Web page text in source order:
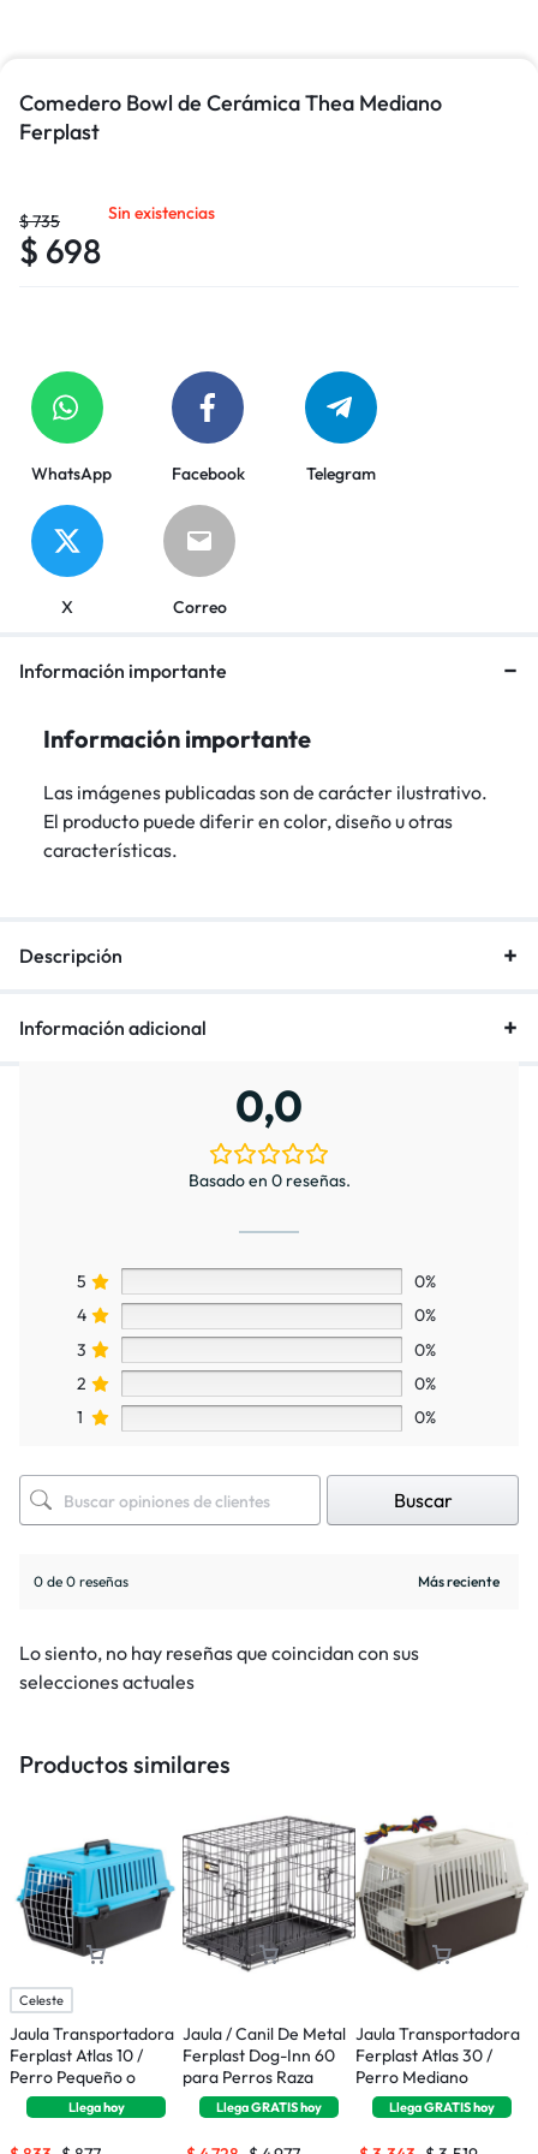
Comedero Bowl de Cerámica Thea Mediano
Ferplast
$735
$ 698
Sin existencias
WhatsApp Facebook Telegram
X Correo
Información importante
Información importante
Las imágenes publicadas son de carácter ilustrativo.
El producto puede diferir en color, diseño u otras
características.
Descripción
Información adicional
0,0
Basado en 0 reseñas.
5
0%
4
0%
3
0%
2
0%
1
0%
Buscar
0 de 0 reseñas
Lo siento, no hay reseñas que coincidan con sus
selecciones actuales
Productos similares
Celeste
Jaula Transportadora
Ferplast Atlas 10 /
Perro Pequeño o
Gatos
Llegahoy
Jaula / Canil De Metal
Ferplast Dog-Inn 60
para Perros Raza
Pequeña
LlegaGRATIShoy
Jaula Transportadora
Ferplast Atlas 30 /
Perro Mediano
LlegaGRATIShoy